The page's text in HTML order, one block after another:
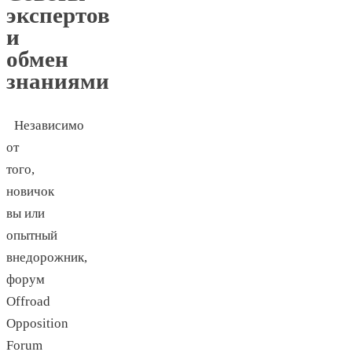
экспертов
и
обмен
знаниями
Независимо
от
того,
новичок
вы или
опытный
внедорожник,
форум
Offroad
Opposition
Forum